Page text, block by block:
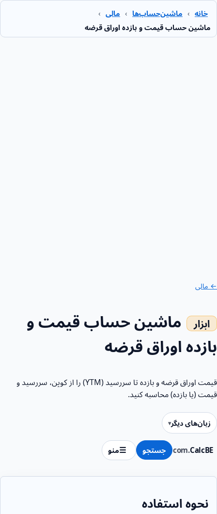
خانه › ماشین‌حساب‌ها › مالی ›
ماشین حساب قیمت و بازده اوراق قرضه
CalcBE
.com جستجو منو
← مالی
ماشین حساب قیمت و
بازده اوراق قرضه
قیمت اوراق قرضه و بازده تا سررسید (YTM) را از کوپن، سررسید و
قیمت (یا بازده) محاسبه کنید.
زبان‌های دیگر
نحوه استفاده